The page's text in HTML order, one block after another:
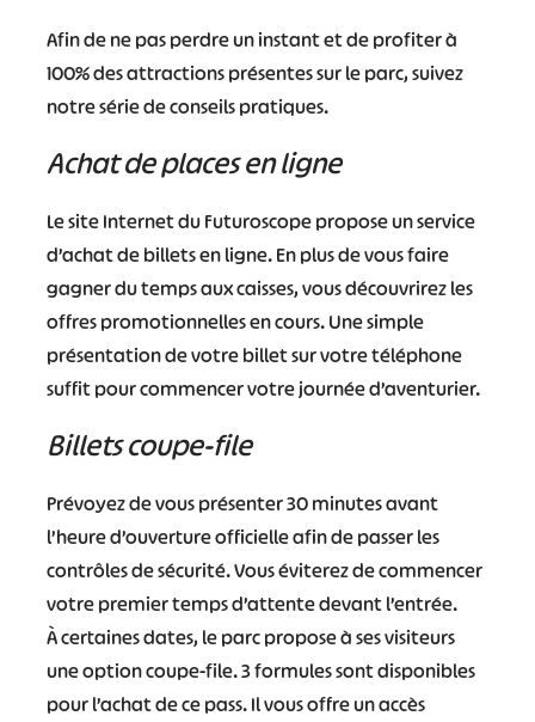
Afin de ne pas perdre un instant et de profiter à
100% des attractions présentes sur le parc, suivez
notre série de conseils pratiques.
Achat de places en ligne
Le site Internet du Futuroscope propose un service
d’achat de billets en ligne. En plus de vous faire
gagner du temps aux caisses, vous découvrirez les
offres promotionnelles en cours. Une simple
présentation de votre billet sur votre téléphone
suffit pour commencer votre journée d’aventurier.
Billets coupe-file
Prévoyez de vous présenter 30 minutes avant
l’heure d’ouverture officielle afin de passer les
contrôles de sécurité. Vous éviterez de commencer
votre premier temps d’attente devant l’entrée.
À certaines dates, le parc propose à ses visiteurs
une option coupe-file. 3 formules sont disponibles
pour l’achat de ce pass. Il vous offre un accès
# # #
#
#
#
#